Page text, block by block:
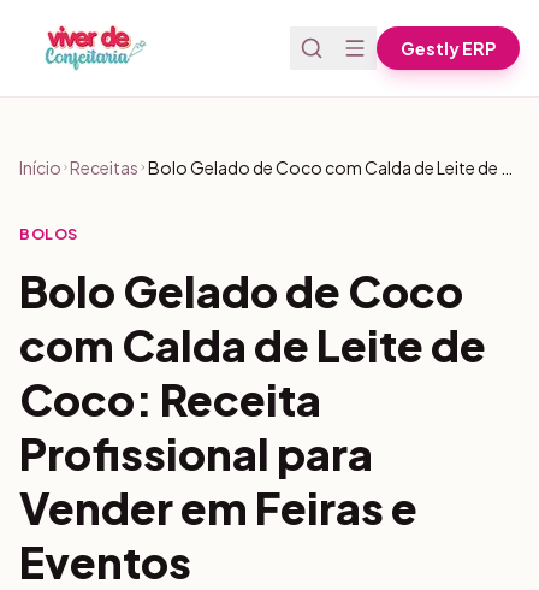
Gestly ERP
Início Receitas
BOLOS
Bolo Gelado de Coco
com Calda de Leite de
Coco: Receita
Profissional para
Vender em Feiras e
Eventos